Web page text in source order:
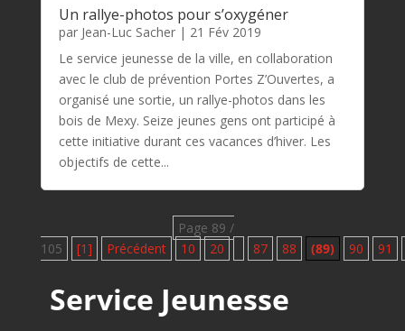
Un rallye-photos pour s’oxygéner
par Jean-Luc Sacher| 21 Fév 2019
Le service jeunesse de la ville, en collaboration
avec le club de prévention Portes Z’Ouvertes, a
organisé une sortie, un rallye-photos dans les
bois de Mexy. Seize jeunes gens ont participé à
cette initiative durant ces vacances d’hiver. Les
objectifs de cette...
Page 89 /
105
[1] Précédent 10 20 87 88 (89) 90 91
Service Jeunesse